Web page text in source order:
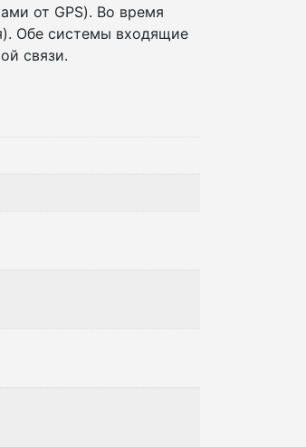
от GPS). Во время
Обе системы входящие
связи.